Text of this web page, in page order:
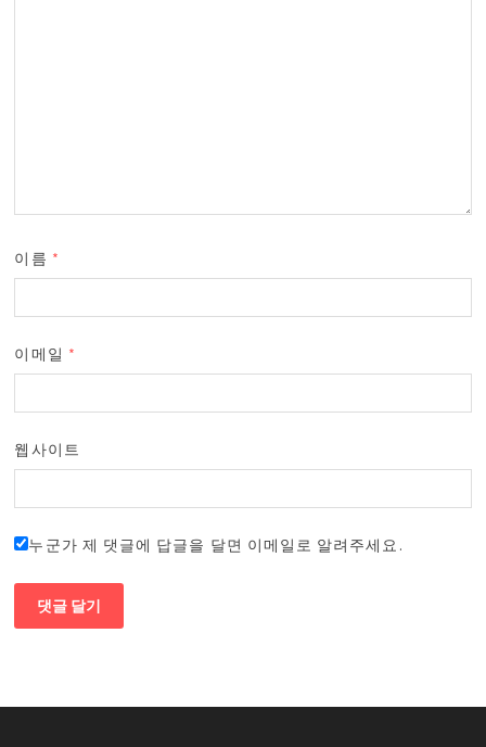
이름 *
이메일 *
웹사이트
누군가 제 댓글에 답글을 달면 이메일로 알려주세요.